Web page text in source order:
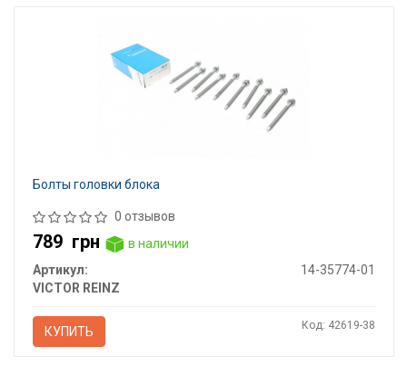
Болты головки блока
0 отзывов
789 грн
в наличии
Артикул:
14-35774-01
VICTOR REINZ
КУПИТЬ Код: 42619-38